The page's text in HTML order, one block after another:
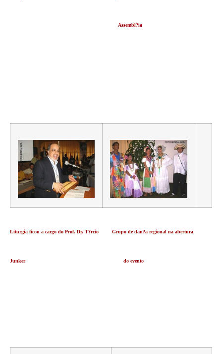
Assembl?ia
Liturgia ficou a cargo do Prof. Dr. T?rcio Grupo de dan?a regional na abertura
Junker do evento